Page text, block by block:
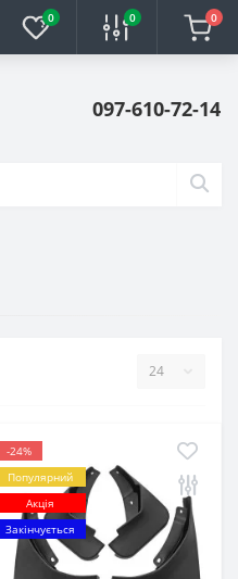
0 0 0
097-610-72-14
-24%
Популярний
Акція
Закінчується